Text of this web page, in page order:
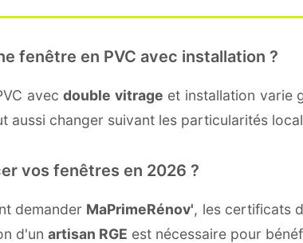
fenêtre en PVC avec installation ?
avecdouble vitrage et installation varie
aussi changer suivant les particularités
vos fenêtres en 2026 ?
demander MaPrimeRénov', les certificats
d'un artisan RGE est nécessaire pour